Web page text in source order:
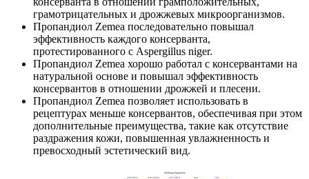
грамотрицательных и дрожжевых микроорганизмов.
Пропандиол Zemea последовательно повышал
эффективность каждого консерванта,
протестированного с Aspergillus niger.
Пропандиол Zemea хорошо работал с консервантами на
натуральной основе и повышал эффективность
консервантов в отношении дрожжей и плесени.
Пропандиол Zemea позволяет использовать в
рецептурах меньше консервантов, обеспечивая при этом
дополнительные преимущества, такие как отсутствие
раздражения кожи, повышенная увлажненность и
превосходный эстетический вид.